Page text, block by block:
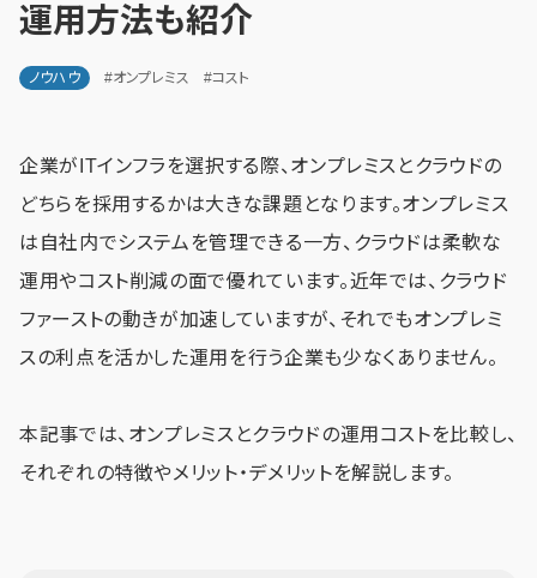
運用方法も紹介
ノウハウ #オンプレミス #コスト
企業がITインフラを選択する際、オンプレミスとクラウドの
どちらを採用するかは大きな課題となります。オンプレミス
は自社内でシステムを管理できる一方、クラウドは柔軟な
運用やコスト削減の面で優れています。近年では、クラウド
ファーストの動きが加速していますが、それでもオンプレミ
スの利点を活かした運用を行う企業も少なくありません。
本記事では、オンプレミスとクラウドの運用コストを比較し、
それぞれの特徴やメリット・デメリットを解説します。